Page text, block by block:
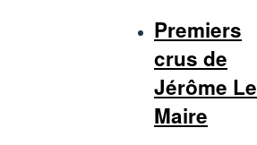
Premiers
crus de
Jérôme Le
Maire